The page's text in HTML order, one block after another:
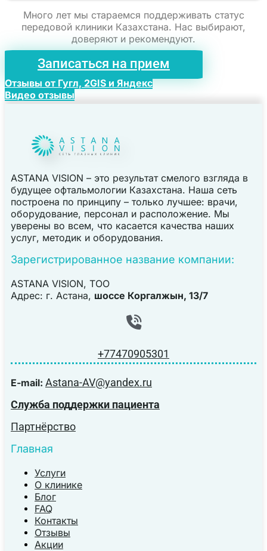
Много лет мы стараемся поддерживать статус
передовой клиники Казахстана. Нас выбирают,
доверяют и рекомендуют.
Записаться на прием
Отзывы от Гугл, 2GIS и Яндекс
Видео отзывы
ASTANA VISION – это результат смелого взгляда в
будущее офтальмологии Казахстана. Наша сеть
построена по принципу – только лучшее: врачи,
оборудование, персонал и расположение. Мы
уверены во всем, что касается качества наших
услуг, методик и оборудования.
Зарегистрированное название компании:
ASTANA VISION, TOO
Адрес: г. Астана, шоссе Коргалжын, 13/7
+77470905301
E-mail: Astana-AV@yandex.ru
Служба поддержки пациента
Партнёрство
Главная
Услуги
О клинике
Блог
FAQ
Контакты
Отзывы
Акции